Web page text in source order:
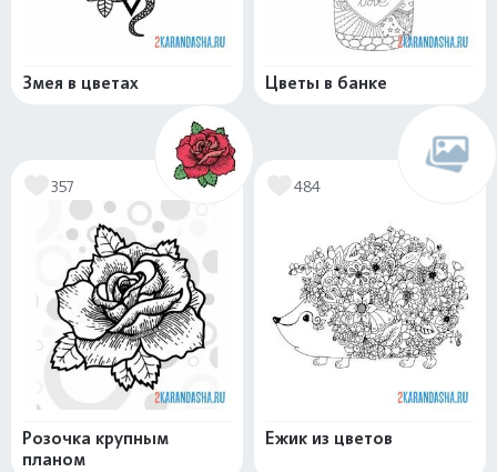
Змея в цветах Цветы в банке
357
Розочка крупным
планом
484
Ежик из цветов